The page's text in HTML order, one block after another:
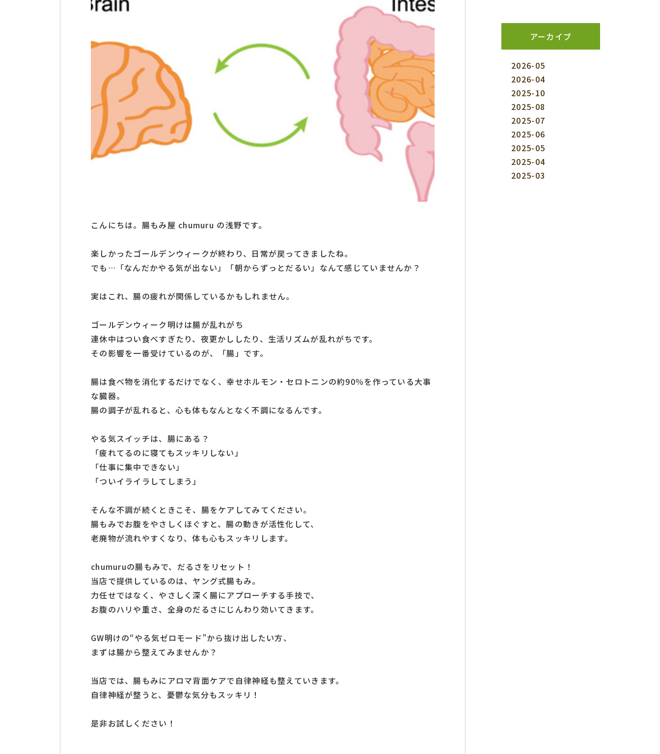
こんにちは。腸もみ屋 chumuru の浅野です。
楽しかったゴールデンウィークが終わり、日常が戻ってきましたね。
でも…「なんだかやる気が出ない」「朝からずっとだるい」なんて感じていませんか？
実はこれ、腸の疲れが関係しているかもしれません。
ゴールデンウィーク明けは腸が乱れがち
連休中はつい食べすぎたり、夜更かししたり、生活リズムが乱れがちです。
その影響を一番受けているのが、「腸」です。
腸は食べ物を消化するだけでなく、幸せホルモン・セロトニンの約90％を作っている大事
な臓器。
腸の調子が乱れると、心も体もなんとなく不調になるんです。
やる気スイッチは、腸にある？
「疲れてるのに寝てもスッキリしない」
「仕事に集中できない」
「ついイライラしてしまう」
そんな不調が続くときこそ、腸をケアしてみてください。
腸もみでお腹をやさしくほぐすと、腸の動きが活性化して、
老廃物が流れやすくなり、体も心もスッキリします。
chumuruの腸もみで、だるさをリセット！
当店で提供しているのは、ヤング式腸もみ。
力任せではなく、やさしく深く腸にアプローチする手技で、
お腹のハリや重さ、全身のだるさにじんわり効いてきます。
GW明けの“やる気ゼロモード”から抜け出したい方、
まずは腸から整えてみませんか？
当店では、腸もみにアロマ背面ケアで自律神経も整えていきます。
自律神経が整うと、憂鬱な気分もスッキリ！
是非お試しください！
アーカイブ
2026-05
2026-04
2025-10
2025-08
2025-07
2025-06
2025-05
2025-04
2025-03